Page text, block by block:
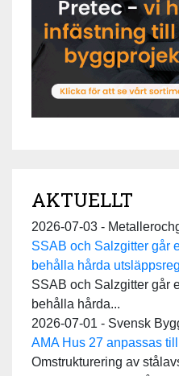
AKTUELLT
2026-07-03 -
SSAB och Salzgitter går
behålla hårda
SSAB och Salzgitter går
behålla hårda...
2026-07-01 - Svensk
AMA Hus 27 anpassas
Omstrukturering av